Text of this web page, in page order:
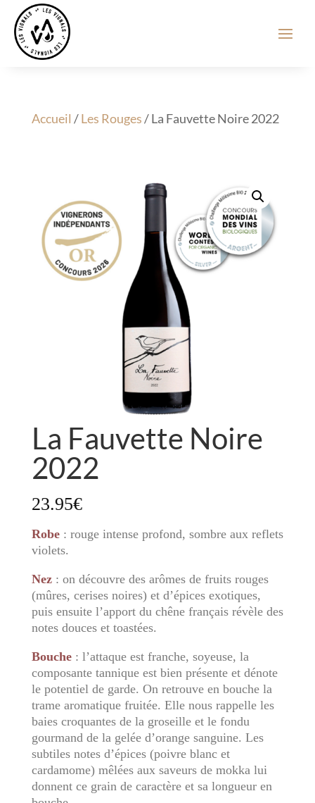
Accueil /Les Rouges/ La Fauvette Noire 2022
La Fauvette Noire
2022
23.95€
Robe: rouge intense profond, sombre aux reflets
violets.
Nez: on découvre des arômes de fruits rouges
(mûres, cerises noires) et d’épices exotiques,
puis ensuite l’apport du chêne français révèle des
notes douces et toastées.
Bouche: l’attaque est franche, soyeuse, la
composante tannique est bien présente et dénote
le potentiel de garde. On retrouve en bouche la
trame aromatique fruitée. Elle nous rappelle les
baies croquantes de la groseille et le fondu
gourmand de la gelée d’orange sanguine. Les
subtiles notes d’épices (poivre blanc et
cardamome) mêlées aux saveurs de mokka lui
donnent ce grain de caractère et sa longueur en